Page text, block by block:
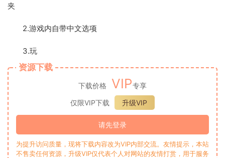
夹
2.游戏内自带中文选项
3.玩
资源下载
下载价格 VIP专享
仅限VIP下载
升级VIP
请先登录
为提升访问质量，现将下载内容改为VIP内部交流。友情提示，本站
不售卖任何资源，升级VIP仅代表个人对网站的友情打赏，用于服务